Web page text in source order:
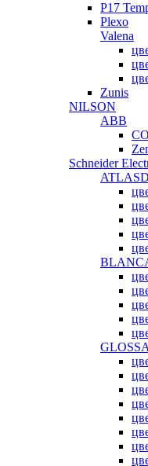
P17
Plexo
Valena
Zunis
NILSON
ABB
Schneider
GLOSSA